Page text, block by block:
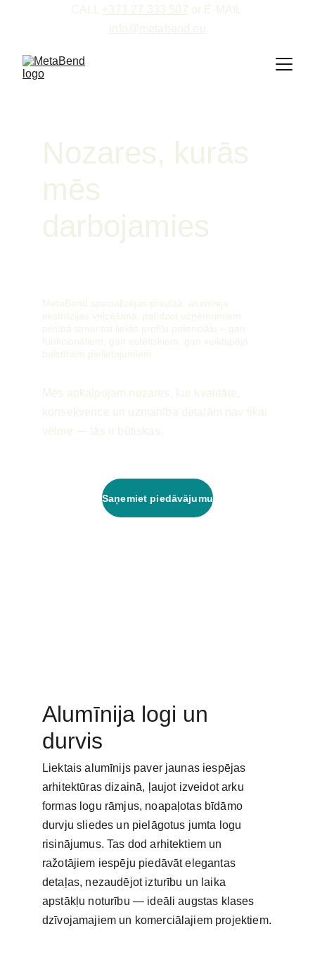
CALL +371 27 333 507 or E-MAIL
info@metabend.eu
Nozares, kurās
mēs
darbojamies
MetaBend specializējas precīzā  alumīnija
ekstrūzijas velcēšanā, palīdzot uzņēmumiem
pilnībā izmantot liekto profilu potenciālu – gan
funkcionāliem, gan estētiskiem, gan veiktspējā
balstītiem pielietojumiem.
Mēs apkalpojam nozares, kur kvalitāte,
konsekvence un uzmanība detaļām nav tikai
vēlme — tās ir būtiskas.
Saņemiet piedāvājumu
Alumīnija logi un
durvis
Liektais alumīnijs paver jaunas iespējas
arhitektūras dizainā, ļaujot izveidot arku
formas logu rāmjus, noapaļotas bīdāmo
durvju sliedes un pielāgotus jumta logu
risinājumus. Tas dod arhitektiem un
ražotājiem iespēju piedāvāt elegantas
detaļas, nezaudējot izturību un laika
apstākļu noturību — ideāli augstas klases
dzīvojamajiem un komerciālajiem projektiem.